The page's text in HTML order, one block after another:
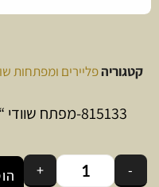
קטגוריהפליירים ומפתחות
815133-מפתח שוודי “ 10
-
+